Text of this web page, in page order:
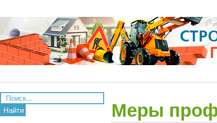
Найти Меры